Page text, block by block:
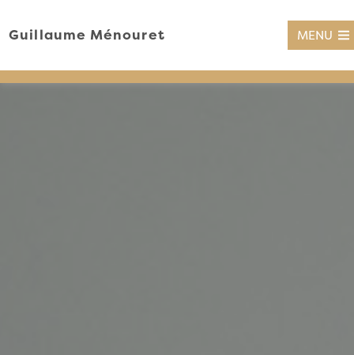
Guillaume Ménouret MENU